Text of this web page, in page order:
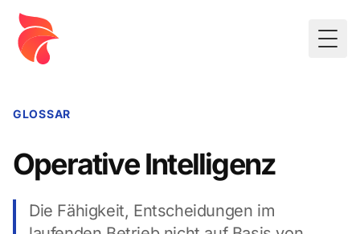
GLOSSAR
Operative Intelligenz
Die Fähigkeit, Entscheidungen im